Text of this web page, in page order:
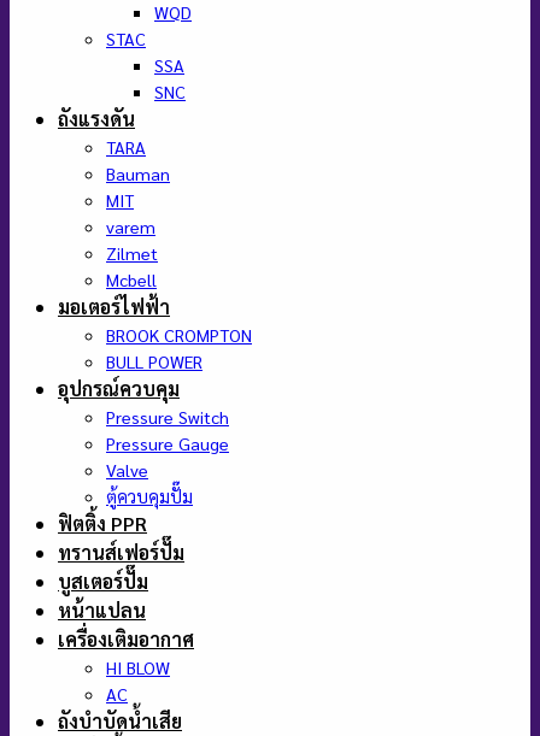
WQD
STAC
SSA
SNC
ถังแรงดัน
TARA
Bauman
MIT
varem
Zilmet
Mcbell
มอเตอร์ไฟฟ้า
BROOK CROMPTON
BULL POWER
อุปกรณ์ควบคุม
Pressure Switch
Pressure Gauge
Valve
ตู้ควบคุมปั๊ม
ฟิตติ้ง PPR
ทรานส์เฟอร์ปั๊ม
บูสเตอร์ปั๊ม
หน้าแปลน
เครื่องเติมอากาศ
HI BLOW
AC
ถังบำบัดน้ำเสีย